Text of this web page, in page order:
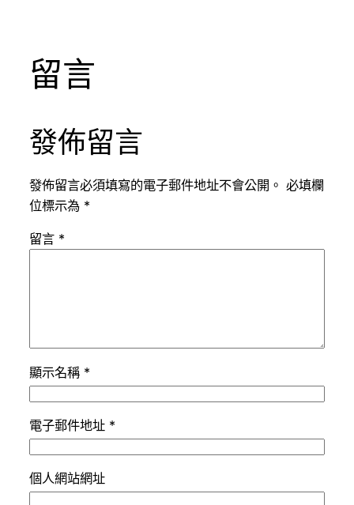
留言
發佈留言
發佈留言必須填寫的電子郵件地址不會公開。 必填欄
位標示為 *
留言 *
顯示名稱 *
電子郵件地址 *
個人網站網址